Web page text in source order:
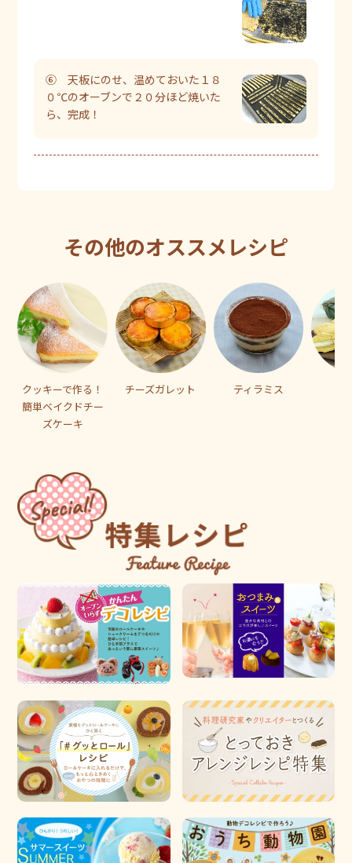
⑥ 天板にのせ、温めておいた１８
０℃のオーブンで２０分ほど焼いた
ら、完成！
その他のオススメレシピ
クッキーで作る！
簡単ベイクドチー
ズケーキ
チーズガレット ティラミス